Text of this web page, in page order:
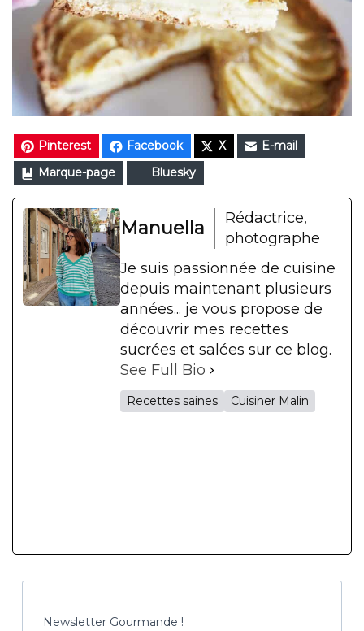
Pinterest Facebook X
E-mail
Marque-page
Bluesky
Manuella
Rédactrice,
photographe
Je suis passionnée de cuisine
depuis maintenant plusieurs
années... je vous propose de
découvrir mes recettes
sucrées et salées sur ce blog.
See Full Bio
Recettes saines Cuisiner Malin
Newsletter Gourmande !